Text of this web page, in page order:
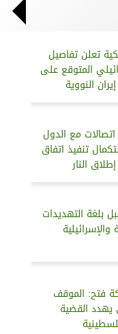
تعلن تفاصيل
المتوقع على
النووية
مع الدول
تنفيذ اتفاق
النار
بلغة التهديدات
والإسرائيلية
فتح: الموقف
يهدد القضية